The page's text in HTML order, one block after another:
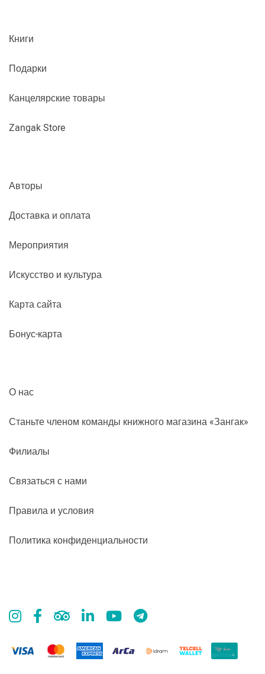
Книги
Подарки
Канцелярские товары
Zangak Store
Авторы
Доставка и оплата
Мероприятия
Искусство и культура
Карта сайта
Бонус-карта
О нас
Станьте членом команды книжного магазина «Зангак»
Филиалы
Связаться с нами
Правила и условия
Политика конфиденциальности